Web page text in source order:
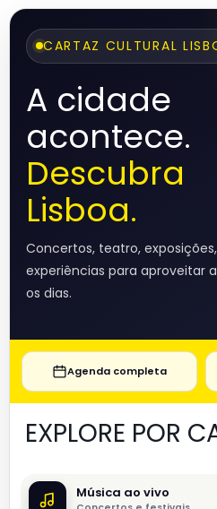
CARTAZ CULTURAL
A cidade
acontece.
Descubra
Lisboa.
Concertos, teatro,
experiências para aproveitar
os dias.
Agenda completa
EXPLORE POR
Música ao vivo